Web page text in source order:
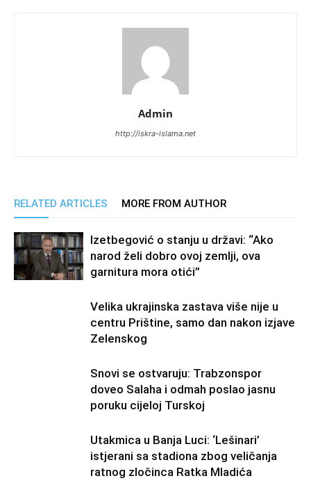
Admin
http://iskra-islama.net
RELATED ARTICLES MORE FROM AUTHOR
Izetbegović o stanju u državi: “Ako
narod želi dobro ovoj zemlji, ova
garnitura mora otići”
Velika ukrajinska zastava više nije u
centru Prištine, samo dan nakon izjave
Zelenskog
Snovi se ostvaruju: Trabzonspor
doveo Salaha i odmah poslao jasnu
poruku cijeloj Turskoj
Utakmica u Banja Luci: ‘Lešinari’
istjerani sa stadiona zbog veličanja
ratnog zločinca Ratka Mladića